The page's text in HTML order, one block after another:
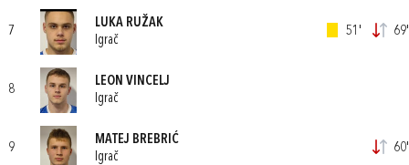
7
LUKA RUŽAK
Igrač
51' 69'
8
LEON VINCELJ
Igrač
9
MATEJ BREBRIĆ
Igrač
60'